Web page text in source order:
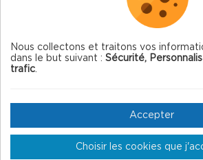
© 2026 Villard-de-Lans — Tous
Gestion des cookies
Nous collectons et traitons vos
dans le but suivant : Sécurité,
trafic.
Accepter
Choisir les cookies que